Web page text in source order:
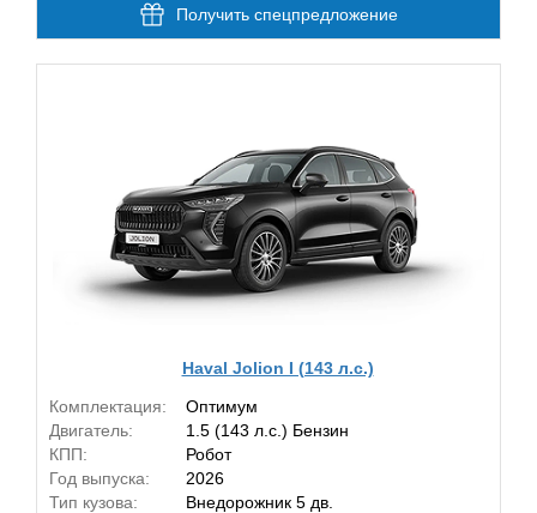
Получить спецпредложение
Haval Jolion I (143 л.с.)
Комплектация:
Оптимум
Двигатель:
1.5 (143 л.с.) Бензин
КПП:
Робот
Год выпуска:
2026
Тип кузова:
Внедорожник 5 дв.